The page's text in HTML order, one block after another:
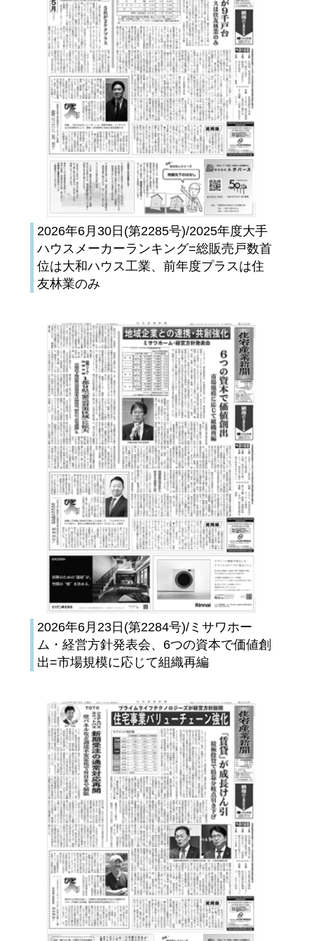
2026年6月30日(第2285号)/2025年度大手
ハウスメーカーランキング=総販売戸数首
位は大和ハウス工業、前年度プラスは住
友林業のみ
2026年6月23日(第2284号)/ミサワホー
ム・経営方針発表会、6つの資本で価値創
出=市場規模に応じて組織再編